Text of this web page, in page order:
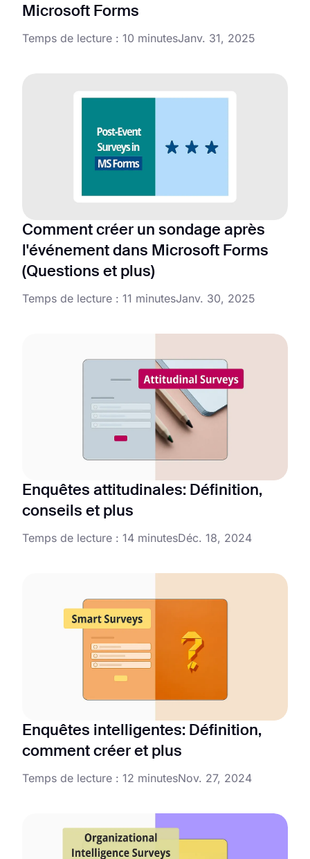
Microsoft Forms
Temps de lecture : 10 minutesJanv. 31, 2025
Comment créer un sondage après
l'événement dans Microsoft Forms
(Questions et plus)
Temps de lecture : 11 minutesJanv. 30, 2025
Enquêtes attitudinales: Définition,
conseils et plus
Temps de lecture : 14 minutesDéc. 18, 2024
Enquêtes intelligentes: Définition,
comment créer et plus
Temps de lecture : 12 minutesNov. 27, 2024